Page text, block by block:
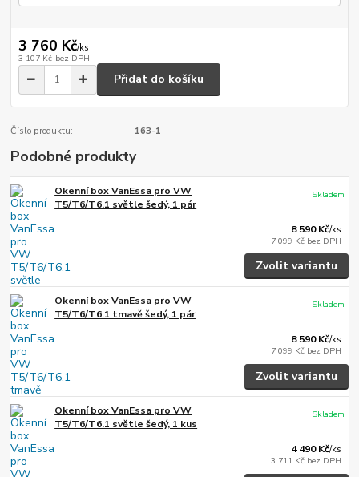
3 760 Kč/ks
3 107 Kč bez DPH
Přidat do košíku
Číslo produktu: 163-1
Podobné produkty
Okenní box VanEssa pro VW
T5/T6/T6.1 světle šedý, 1 pár
8 590 Kč/ks
7 099 Kč bez DPH
Skladem
Zvolit variantu
Okenní box VanEssa pro VW
T5/T6/T6.1 tmavě šedý, 1 pár
8 590 Kč/ks
7 099 Kč bez DPH
Skladem
Zvolit variantu
Okenní box VanEssa pro VW
T5/T6/T6.1 světle šedý, 1 kus
4 490 Kč/ks
3 711 Kč bez DPH
Skladem